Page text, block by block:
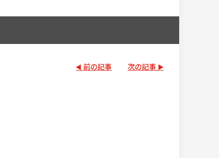
前の記事 次の記事